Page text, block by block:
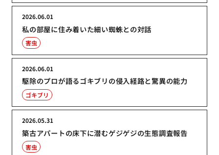
私の部屋に住み着いた細い蜘蛛との対話
2026.06.01
害虫
駆除のプロが語るゴキブリの侵入経路と驚異の能力
2026.06.01
ゴキブリ
築古アパートの床下に潜むゲジゲジの生態調査報告
2026.05.31
害虫